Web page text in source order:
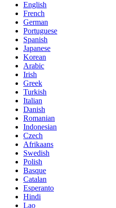
English
French
German
Portuguese
Spanish
Japanese
Korean
Arabic
Irish
Greek
Turkish
Italian
Danish
Romanian
Indonesian
Czech
Afrikaans
Swedish
Polish
Basque
Catalan
Esperanto
Hindi
Lao